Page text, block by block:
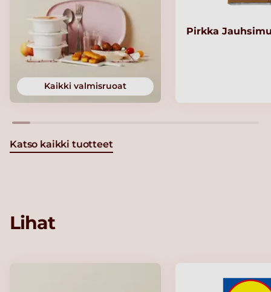
Kaikki valmisruoat
Pirkka
Katso kaikki tuotteet
Lihat